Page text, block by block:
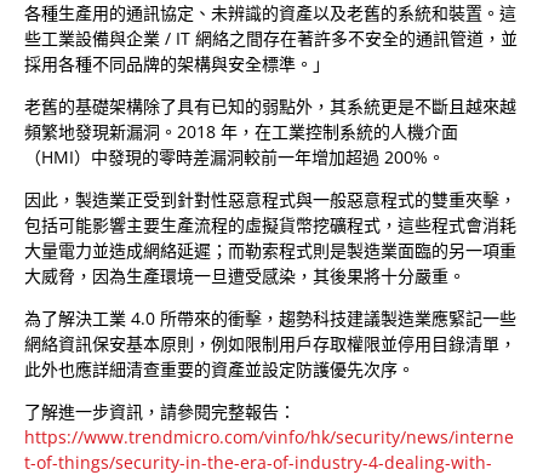
各種生產用的通訊協定、未辨識的資產以及老舊的系統和裝置。這
些工業設備與企業 / IT 網絡之間存在著許多不安全的通訊管道，並
採用各種不同品牌的架構與安全標準。」
老舊的基礎架構除了具有已知的弱點外，其系統更是不斷且越來越
頻繁地發現新漏洞。2018 年，在工業控制系統的人機介面
（HMI）中發現的零時差漏洞較前一年增加超過 200%。
因此，製造業正受到針對性惡意程式與一般惡意程式的雙重夾擊，
包括可能影響主要生產流程的虛擬貨幣挖礦程式，這些程式會消耗
大量電力並造成網絡延遲；而勒索程式則是製造業面臨的另一項重
大威脅，因為生產環境一旦遭受感染，其後果將十分嚴重。
為了解決工業 4.0 所帶來的衝擊，趨勢科技建議製造業應緊記一些
網絡資訊保安基本原則，例如限制用戶存取權限並停用目錄清單，
此外也應詳細清查重要的資產並設定防護優先次序。
了解進一步資訊，請參閱完整報告：
https://www.trendmicro.com/vinfo/hk/security/news/interne
t-of-things/security-in-the-era-of-industry-4-dealing-with-